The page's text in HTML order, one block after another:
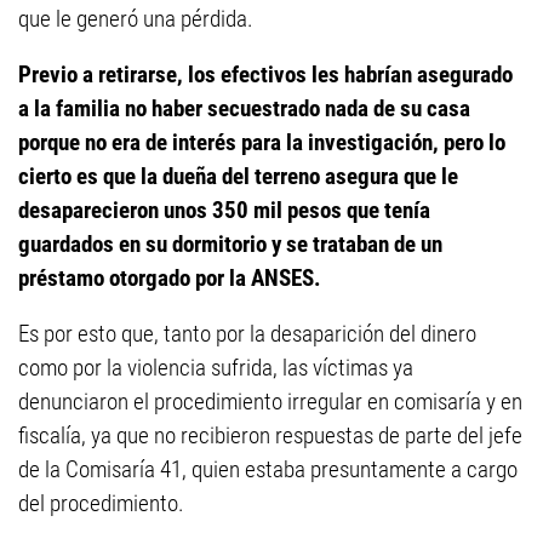
que le generó una pérdida.
Previo a retirarse, los efectivos les habrían asegurado
a la familia no haber secuestrado nada de su casa
porque no era de interés para la investigación, pero lo
cierto es que la dueña del terreno asegura que le
desaparecieron unos 350 mil pesos que tenía
guardados en su dormitorio y se trataban de un
préstamo otorgado por la ANSES.
Es por esto que, tanto por la desaparición del dinero
como por la violencia sufrida, las víctimas ya
denunciaron el procedimiento irregular en comisaría y en
fiscalía, ya que no recibieron respuestas de parte del jefe
de la Comisaría 41, quien estaba presuntamente a cargo
del procedimiento.